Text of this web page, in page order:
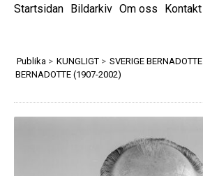
Startsidan Bildarkiv Om oss Kontakt
Publika > KUNGLIGT > SVERIGE BERNADOTTE
BERNADOTTE (1907-2002)